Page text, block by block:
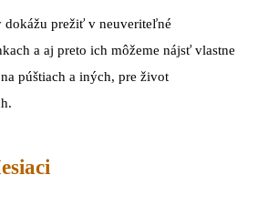
prežiť v neuveriteľné
a aj preto ich môžeme nájsť vlastne
púštiach a iných, pre život